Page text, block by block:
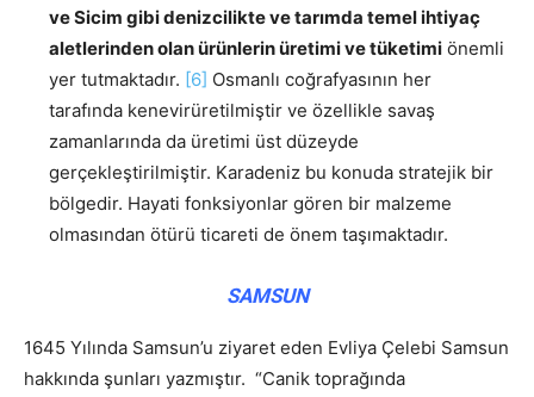
ve Sicim gibi denizcilikte ve tarımda temel ihtiyaç
aletlerinden olan ürünlerin üretimi ve tüketimi önemli
yer tutmaktadır. [6] Osmanlı coğrafyasının her
tarafında kenevirüretilmiştir ve özellikle savaş
zamanlarında da üretimi üst düzeyde
gerçekleştirilmiştir. Karadeniz bu konuda stratejik bir
bölgedir. Hayati fonksiyonlar gören bir malzeme
olmasından ötürü ticareti de önem taşımaktadır.
SAMSUN
1645 Yılında Samsun’u ziyaret eden Evliya Çelebi Samsun
hakkında şunları yazmıştır. “Canik toprağında